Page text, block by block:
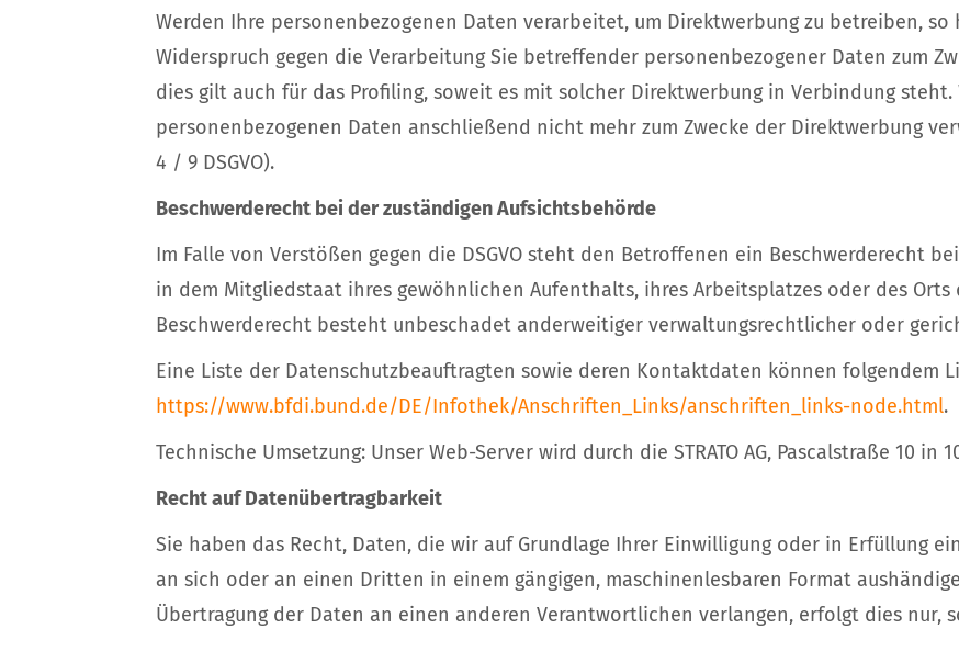
Werden Ihre personenbezogenen Daten verarbeitet, um Direktwerbung zu betreiben, so
Widerspruch gegen die Verarbeitung Sie betreffender personenbezogener Daten zum
dies gilt auch für das Profiling, soweit es mit solcher Direktwerbung in Verbindung
personenbezogenen Daten anschließend nicht mehr zum Zwecke der Direktwerbung
4 / 9 DSGVO).
Beschwerderecht bei der zuständigen Aufsichtsbehörde
Im Falle von Verstößen gegen die DSGVO steht den Betroffenen ein Beschwerderecht
in dem Mitgliedstaat ihres gewöhnlichen Aufenthalts, ihres Arbeitsplatzes oder des Orts
Beschwerderecht besteht unbeschadet anderweitiger verwaltungsrechtlicher oder
Eine Liste der Datenschutzbeauftragten sowie deren Kontaktdaten können folgendem
https://www.bfdi.bund.de/DE/Infothek/Anschriften_Links/anschriften_links-node.html.
Technische Umsetzung: Unser Web-Server wird durch die STRATO AG, Pascalstraße 10 in
Recht auf Datenübertragbarkeit
Sie haben das Recht, Daten, die wir auf Grundlage Ihrer Einwilligung oder in Erfüllung
an sich oder an einen Dritten in einem gängigen, maschinenlesbaren Format
Übertragung der Daten an einen anderen Verantwortlichen verlangen, erfolgt dies nur,